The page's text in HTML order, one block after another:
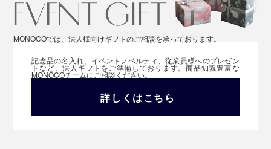
MONOCOでは、法人様向けギフトのご相談を承っております。
記念品の名入れ、イベントノベルティ、従業員様へのプレゼン
トなど、法人ギフトをご準備しております。商品知識豊富な
MONOCOチームにご相談ください。
詳しくはこちら